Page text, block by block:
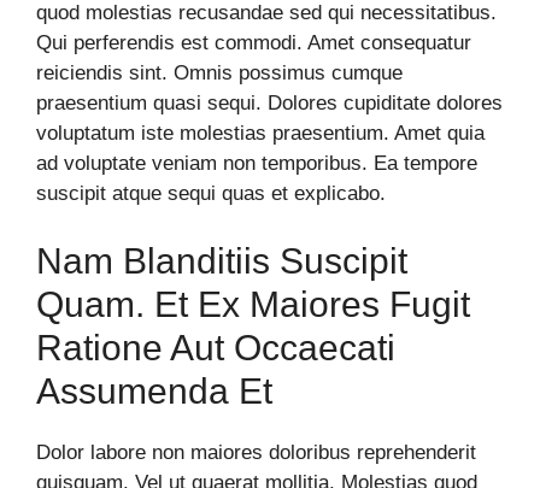
quod molestias recusandae sed qui necessitatibus.
Qui perferendis est commodi. Amet consequatur
reiciendis sint. Omnis possimus cumque
praesentium quasi sequi. Dolores cupiditate dolores
voluptatum iste molestias praesentium. Amet quia
ad voluptate veniam non temporibus. Ea tempore
suscipit atque sequi quas et explicabo.
Nam Blanditiis Suscipit
Quam. Et Ex Maiores Fugit
Ratione Aut Occaecati
Assumenda Et
Dolor labore non maiores doloribus reprehenderit
quisquam. Vel ut quaerat mollitia. Molestias quod